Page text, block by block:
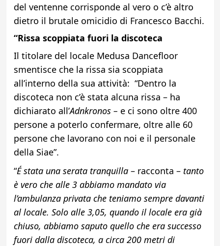
del ventenne corrisponde al vero o c’è altro
dietro il brutale omicidio di Francesco Bacchi.
“Rissa scoppiata fuori la discoteca
Il titolare del locale Medusa Dancefloor
smentisce che la rissa sia scoppiata
all’interno della sua attività: “Dentro la
discoteca non c’è stata alcuna rissa – ha
dichiarato all’Adnkronos – e ci sono oltre 400
persone a poterlo confermare, oltre alle 60
persone che lavorano con noi e il personale
della Siae”.
“É stata una serata tranquilla– racconta – tanto
è vero che alle 3 abbiamo mandato via
l’ambulanza privata che teniamo sempre davanti
al locale. Solo alle 3,05, quando il locale era già
chiuso, abbiamo saputo quello che era successo
fuori dalla discoteca, a circa 200 metri di